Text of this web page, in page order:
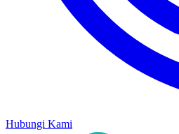
Hubungi Kami